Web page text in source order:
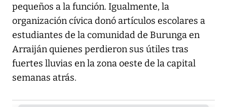
pequeños a la función. Igualmente, la
organización cívica donó artículos escolares a
estudiantes de la comunidad de Burunga en
Arraiján quienes perdieron sus útiles tras
fuertes lluvias en la zona oeste de la capital
semanas atrás.